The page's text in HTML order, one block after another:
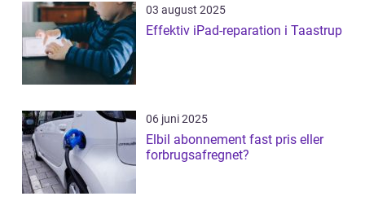
03 august 2025
Effektiv iPad-reparation i Taastrup
06 juni 2025
Elbil abonnement fast pris eller
forbrugsafregnet?